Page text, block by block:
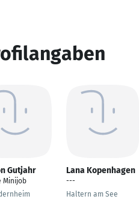
Gutjahr
Minijob
Lana Kopenhagen
---
Haltern am See